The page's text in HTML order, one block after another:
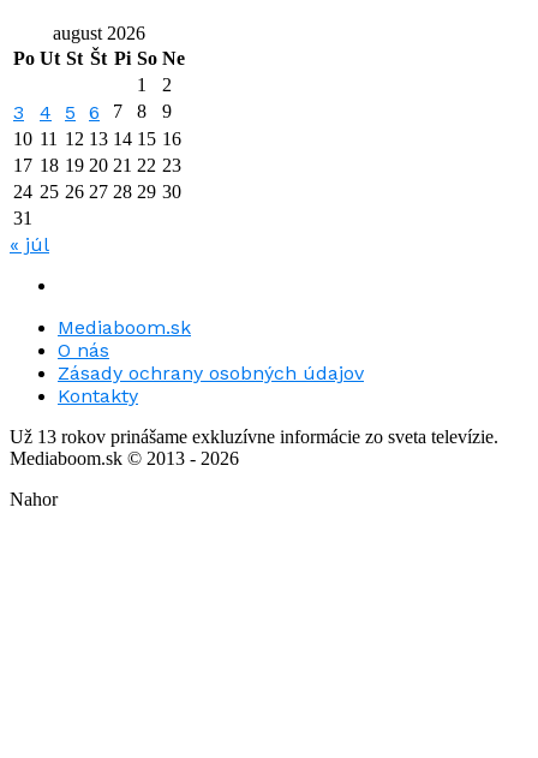
august 2026
Po Ut St Št Pi So Ne
1
2
3 4 5 6 7 8
9
10 11 12 13 14 15 16
17 18 19 20 21 22 23
24 25 26 27 28 29 30
31
« júl
Mediaboom.sk
O nás
Zásady ochrany osobných údajov
Kontakty
Už 13 rokov prinášame exkluzívne informácie zo sveta televízie.
Mediaboom.sk © 2013 - 2026
Nahor